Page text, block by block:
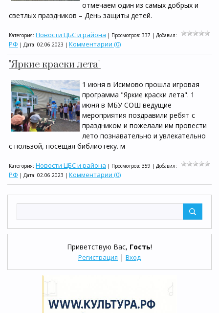
Приветствую Вас, Гость!
Регистрация | Вход
отмечаем один из самых добрых и
светлых праздников – День защиты детей.
Категория: Новости ЦБС и района | Просмотров: 337 | Добавил:
РФ | Дата: 02.06.2023 | Комментарии (0)
"Яркие краски лета"
1 июня в Исимово прошла игровая
программа "Яркие краски лета". 1
июня в МБУ СОШ ведущие
мероприятия поздравили ребят с
праздником и пожелали им провести
лето познавательно и увлекательно
с пользой, посещая библиотеку. м
Категория: Новости ЦБС и района | Просмотров: 359 | Добавил:
РФ | Дата: 02.06.2023 | Комментарии (0)